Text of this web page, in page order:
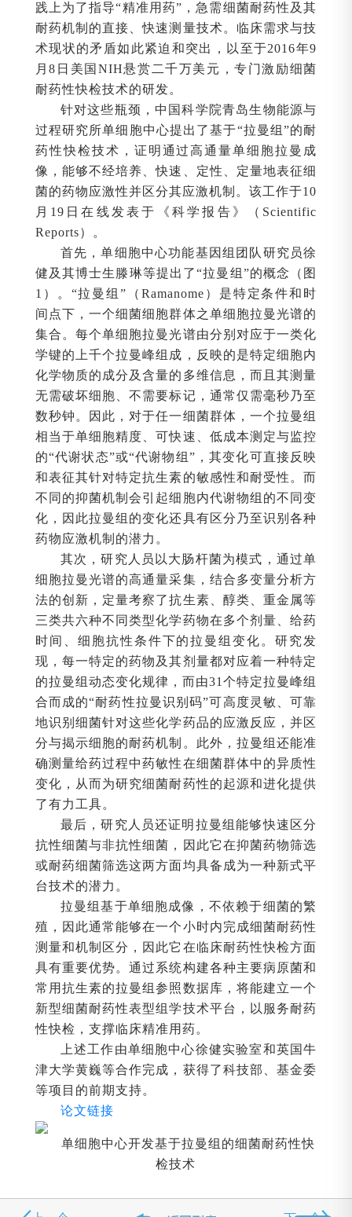
践上为了指导“精准用药”，急需细菌耐药性及其
耐药机制的直接、快速测量技术。临床需求与技
术现状的矛盾如此紧迫和突出，以至于2016年9
月8日美国NIH悬赏二千万美元，专门激励细菌
耐药性快检技术的研发。
针对这些瓶颈，中国科学院青岛生物能源与
过程研究所单细胞中心提出了基于“拉曼组”的耐
药性快检技术，证明通过高通量单细胞拉曼成
像，能够不经培养、快速、定性、定量地表征细
菌的药物应激性并区分其应激机制。该工作于10
月19日在线发表于《科学报告》（Scientific
Reports）。
首先，单细胞中心功能基因组团队研究员徐
健及其博士生滕琳等提出了“拉曼组”的概念（图
1）。“拉曼组”（Ramanome）是特定条件和时
间点下，一个细菌细胞群体之单细胞拉曼光谱的
集合。每个单细胞拉曼光谱由分别对应于一类化
学键的上千个拉曼峰组成，反映的是特定细胞内
化学物质的成分及含量的多维信息，而且其测量
无需破坏细胞、不需要标记，通常仅需毫秒乃至
数秒钟。因此，对于任一细菌群体，一个拉曼组
相当于单细胞精度、可快速、低成本测定与监控
的“代谢状态”或“代谢物组”，其变化可直接反映
和表征其针对特定抗生素的敏感性和耐受性。而
不同的抑菌机制会引起细胞内代谢物组的不同变
化，因此拉曼组的变化还具有区分乃至识别各种
药物应激机制的潜力。
其次，研究人员以大肠杆菌为模式，通过单
细胞拉曼光谱的高通量采集，结合多变量分析方
法的创新，定量考察了抗生素、醇类、重金属等
三类共六种不同类型化学药物在多个剂量、给药
时间、细胞抗性条件下的拉曼组变化。研究发
现，每一特定的药物及其剂量都对应着一种特定
的拉曼组动态变化规律，而由31个特定拉曼峰组
合而成的“耐药性拉曼识别码”可高度灵敏、可靠
地识别细菌针对这些化学药品的应激反应，并区
分与揭示细胞的耐药机制。此外，拉曼组还能准
确测量给药过程中药敏性在细菌群体中的异质性
变化，从而为研究细菌耐药性的起源和进化提供
了有力工具。
最后，研究人员还证明拉曼组能够快速区分
抗性细菌与非抗性细菌，因此它在抑菌药物筛选
或耐药细菌筛选这两方面均具备成为一种新式平
台技术的潜力。
拉曼组基于单细胞成像，不依赖于细菌的繁
殖，因此通常能够在一个小时内完成细菌耐药性
测量和机制区分，因此它在临床耐药性快检方面
具有重要优势。通过系统构建各种主要病原菌和
常用抗生素的拉曼组参照数据库，将能建立一个
新型细菌耐药性表型组学技术平台，以服务耐药
性快检，支撑临床精准用药。
上述工作由单细胞中心徐健实验室和英国牛
津大学黄巍等合作完成，获得了科技部、基金委
等项目的前期支持。
论文链接
单细胞中心开发基于拉曼组的细菌耐药性快
检技术